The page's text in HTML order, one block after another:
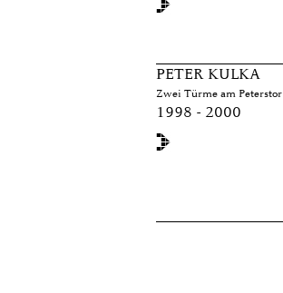
PETER KULKA
Zwei Türme am Peterstor
1998 - 2000